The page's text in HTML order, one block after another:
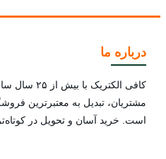
درباره ما
کافی
مشتریان، تبدیل به معتبرترین
است. خرید آسان و تحویل در